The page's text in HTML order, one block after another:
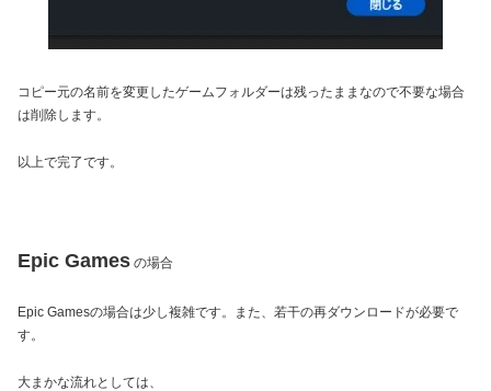
コピー元の名前を変更したゲームフォルダーは残ったままなので不要な場合
は削除します。
以上で完了です。
Epic Games の場合
Epic Gamesの場合は少し複雑です。また、若干の再ダウンロードが必要で
す。
大まかな流れとしては、